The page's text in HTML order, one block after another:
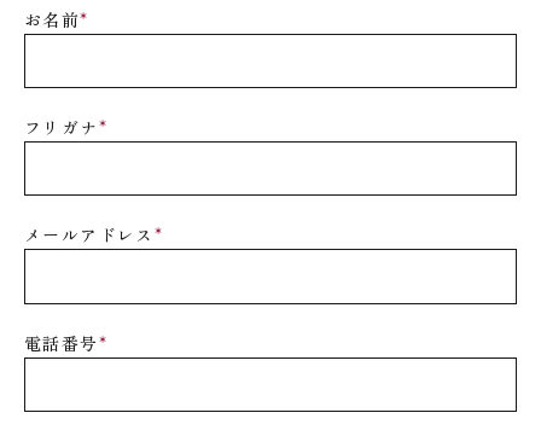
お名前*
フリガナ*
メールアドレス *
電話番号*